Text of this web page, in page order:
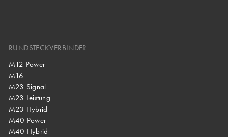
RUNDSTECKVERBINDER
M12 Power
M16
M23 Signal
M23 Leistung
M23 Hybrid
M40 Power
M40 Hybrid